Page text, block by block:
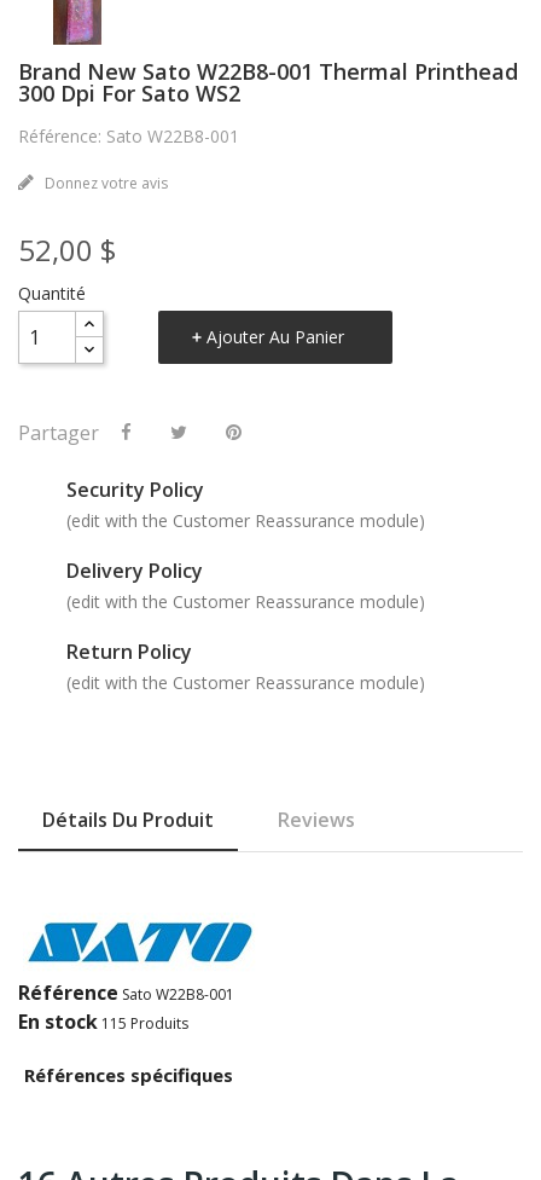
Brand New Sato W22B8-001 Thermal Printhead
300 Dpi For Sato WS2
Référence: Sato W22B8-001
Donnez votre avis
52,00 $
Quantité
Ajouter Au Panier
Partager
Security Policy
(edit with the Customer Reassurance module)
Delivery Policy
(edit with the Customer Reassurance module)
Return Policy
(edit with the Customer Reassurance module)
Détails Du Produit Reviews
Référence Sato W22B8-001
En stock 115 Produits
Références spécifiques